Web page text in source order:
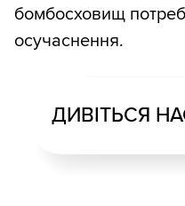
бомбосховищ
осучаснення.
ДИВІТЬСЯ